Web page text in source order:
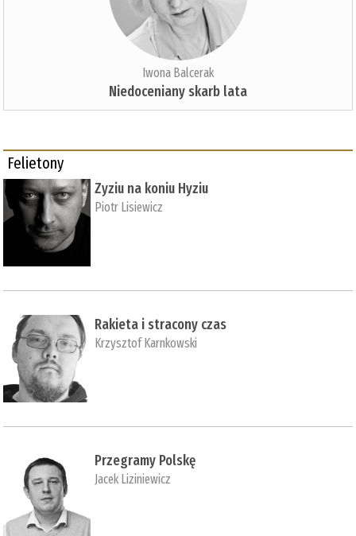
Iwona Balcerak
Niedoceniany skarb lata
Felietony
Zyziu na koniu Hyziu
Piotr Lisiewicz
Rakieta i stracony czas
Krzysztof Karnkowski
Przegramy Polskę
Jacek Liziniewicz